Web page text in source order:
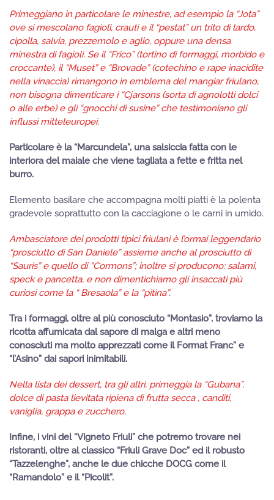
Primeggiano in particolare le minestre, ad esempio la “Jota”
ove si mescolano fagioli, crauti e il “pestat” un trito di lardo,
cipolla, salvia, prezzemolo e aglio, oppure una densa
minestra di fagioli. Se il “Frico” (tortino di formaggi, morbido e
croccante), il “Muset” e “Brovade” (cotechino e rape inacidite
nella vinaccia) rimangono in emblema del mangiar friulano,
non bisogna dimenticare i “Cjarsons (sorta di agnolotti dolci
o alle erbe) e gli “gnocchi di susine” che testimoniano gli
influssi mitteleuropei.
Particolare è la “Marcundela”, una salsiccia fatta con le
interiora del maiale che viene tagliata a fette e fritta nel
burro.
Elemento basilare che accompagna molti piatti è la polenta
gradevole soprattutto con la cacciagione o le carni in umido.
Ambasciatore dei prodotti tipici friulani è l’ormai leggendario
“prosciutto di San Daniele” assieme anche al prosciutto di
“Sauris” e quello di “Cormons”; inoltre si producono: salami,
speck e pancetta, e non dimentichiamo gli insaccati più
curiosi come la “ Bresaola” e la “pitina”.
Tra i formaggi, oltre al più conosciuto “Montasio”, troviamo la
ricotta affumicata dal sapore di malga e altri meno
conosciuti ma molto apprezzati come il Format Franc” e
“l’Asino” dai sapori inimitabili.
Nella lista dei dessert, tra gli altri, primeggia la “Gubana”,
dolce di pasta lievitata ripiena di frutta secca , canditi,
vaniglia, grappa e zucchero.
Infine, i vini del “Vigneto Friuli” che potremo trovare nei
ristoranti, oltre al classico “Friuli Grave Doc” ed il robusto
“Tazzelenghe”, anche le due chicche DOCG come il
“Ramandolo” e il “Picolit”.